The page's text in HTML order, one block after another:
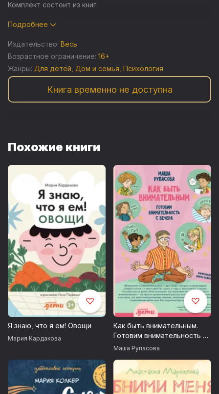
Комплект состоит из книг:
Как стать лучшей мамой на свете?
Денис-изобретатель. Книга для развития
изобретательских способностей детей младших и
средних классов.
Подробнее
Издательство: Весь
Возрастное ограничение: 16+
Жанры: Для детей Дом и семья Психология
Книга временно не доступна
Похожие книги
Я знаю, что я ем! Овощи
Мария Кардакова
Как быть внимательным.
Готовим внимательность с
вечера
Маша Рупасова